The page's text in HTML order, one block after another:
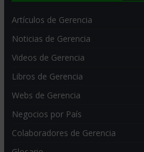
Artículos de Gerencia
Noticias de Gerencia
Videos de Gerencia
Libros de Gerencia
Webs de Gerencia
Negocios por País
Colaboradores de Gerencia